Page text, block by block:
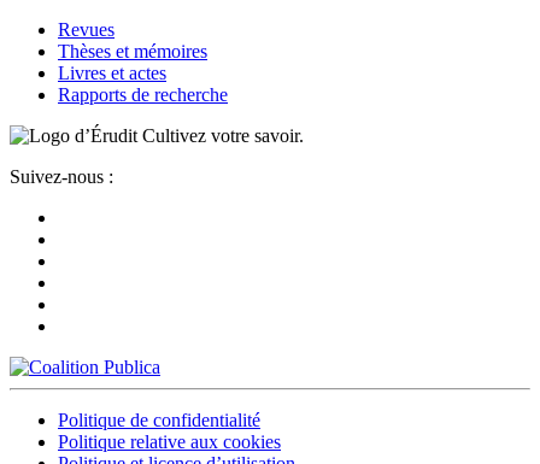
Revues
Thèses et mémoires
Livres et actes
Rapports de recherche
Cultivez votre savoir.
Suivez-nous :
Politique de confidentialité
Politique relative aux cookies